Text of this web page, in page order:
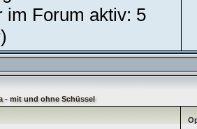
im Forum aktiv: 5
- mit und ohne Schüssel